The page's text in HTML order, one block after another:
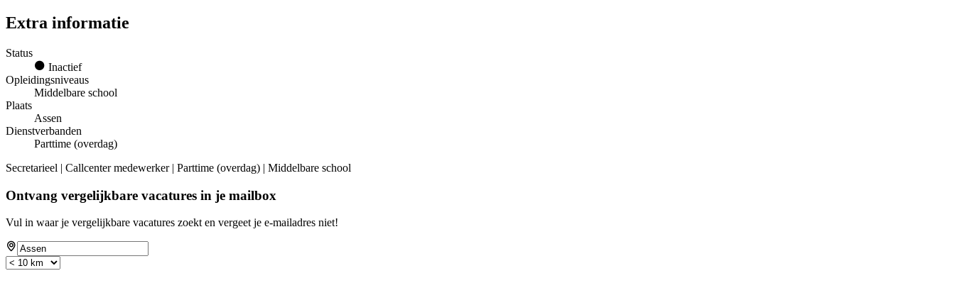
Extra informatie
Status
Inactief
Opleidingsniveaus
Middelbare school
Plaats
Assen
Dienstverbanden
Parttime (overdag)
Secretarieel | Callcenter medewerker | Parttime (overdag) | Middelbare school
Ontvang vergelijkbare vacatures in je mailbox
Vul in waar je vergelijkbare vacatures zoekt en vergeet je e-mailadres niet!